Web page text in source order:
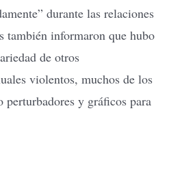
durante las relaciones
también informaron que hubo
de otros
violentos, muchos de los
perturbadores y gráficos para